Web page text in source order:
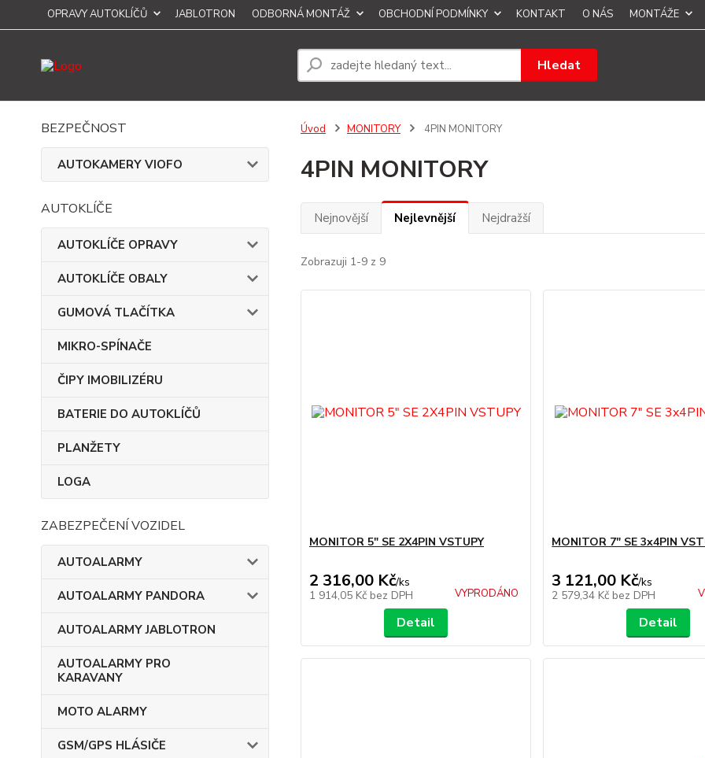
OPRAVY AUTOKLÍČŮ JABLOTRON ODBORNÁ MONTÁŽ OBCHODNÍ PODMÍNKY KONTAKT O NÁS MONTÁŽE
Hledat
BEZPEČNOST
AUTOKAMERY VIOFO
AUTOKLÍČE
AUTOKLÍČE OPRAVY
AUTOKLÍČE OBALY
GUMOVÁ TLAČÍTKA
MIKRO-SPÍNAČE
ČIPY IMOBILIZÉRU
BATERIE DO AUTOKLÍČŮ
PLANŽETY
LOGA
ZABEZPEČENÍ VOZIDEL
AUTOALARMY
AUTOALARMY PANDORA
AUTOALARMY JABLOTRON
AUTOALARMY PRO
KARAVANY
MOTO ALARMY
GSM/GPS HLÁSIČE
Úvod MONITORY 4PIN MONITORY
4PIN MONITORY
Nejnovější Nejlevnější Nejdražší
Zobrazuji 1-9 z 9
MONITOR 5" SE 2X4PIN VSTUPY
2 316,00 Kč/ks
1 914,05 Kč bez DPH VYPRODÁNO
Detail
MONITOR 7" SE 3x4PIN
3 121,00 Kč/ks
2 579,34 Kč bez DPH
Detail